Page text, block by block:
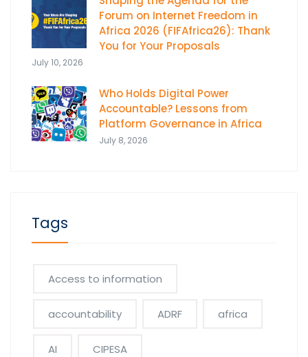
Forum on Internet Freedom in
Africa 2026 (FIFAfrica26): Thank
You for Your Proposals
July 10, 2026
Who Holds Digital Power
Accountable? Lessons from
Platform Governance in Africa
July 8, 2026
Tags
Access to information
accountability ADRF africa
AI CIPESA